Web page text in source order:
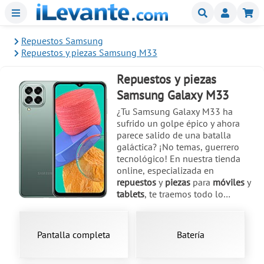
Menu Buscar
Repuestos Samsung
Repuestos y piezas Samsung M33
Repuestos y piezas
Samsung Galaxy M33
¿Tu Samsung Galaxy M33 ha
sufrido un golpe épico y ahora
parece salido de una batalla
galáctica? ¡No temas, guerrero
tecnológico! En nuestra tienda
online, especializada en
repuestos y piezas para móviles y
tablets, te traemos todo lo
de 2022. Con modelos como el
, sabemos que las
Pantalla completa Batería